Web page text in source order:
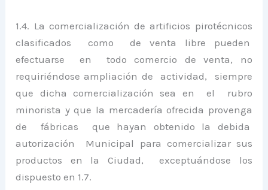
1.4. La comercialización de artificios pirotécnicos
clasificados como de venta libre pueden
efectuarse en todo comercio de venta, no
requiriéndose ampliación de actividad, siempre
que dicha comercialización sea en el rubro
minorista y que la mercadería ofrecida provenga
de fábricas que hayan obtenido la debida
autorización Municipal para comercializar sus
productos en la Ciudad, exceptuándose los
dispuesto en 1.7.